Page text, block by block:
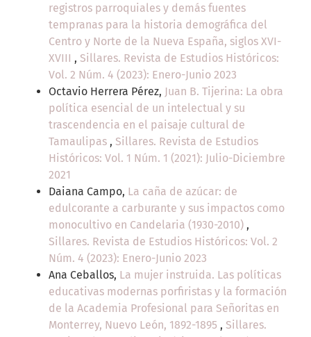
registros parroquiales y demás fuentes
tempranas para la historia demográfica del
Centro y Norte de la Nueva España, siglos XVI-
XVIII , Sillares. Revista de Estudios Históricos:
Vol. 2 Núm. 4 (2023): Enero-Junio 2023
Octavio Herrera Pérez, Juan B. Tijerina: La obra
política esencial de un intelectual y su
trascendencia en el paisaje cultural de
Tamaulipas , Sillares. Revista de Estudios
Históricos: Vol. 1 Núm. 1 (2021): Julio-Diciembre
2021
Daiana Campo, La caña de azúcar: de
edulcorante a carburante y sus impactos como
monocultivo en Candelaria (1930-2010) ,
Sillares. Revista de Estudios Históricos: Vol. 2
Núm. 4 (2023): Enero-Junio 2023
Ana Ceballos, La mujer instruida. Las políticas
educativas modernas porfiristas y la formación
de la Academia Profesional para Señoritas en
Monterrey, Nuevo León, 1892-1895 , Sillares.